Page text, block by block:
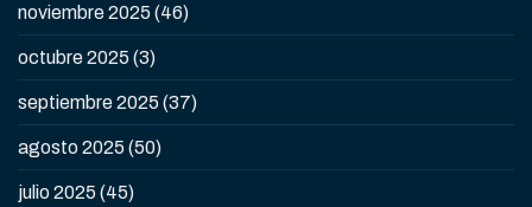
noviembre 2025 (46)
octubre 2025 (3)
septiembre 2025 (37)
agosto 2025 (50)
julio 2025 (45)